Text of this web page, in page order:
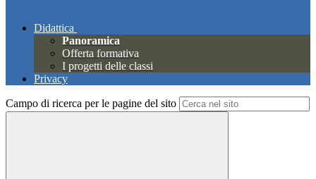
Didattica
Panoramica
Offerta formativa
I progetti delle classi
Privacy
Campo di ricerca per le pagine del sito